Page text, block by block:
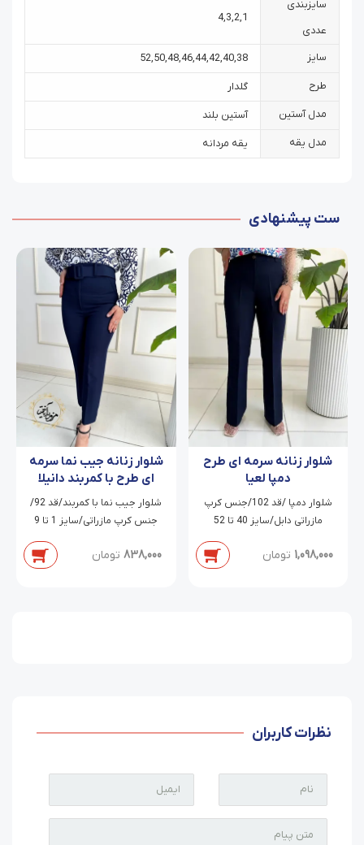
سایزبندی
عددی
1
,
2
,
3
,
4
سایز 38
,
40
,
42
,
44
,
46
,
48
,
50
,
52
طرح گلدار
مدل آستین آستین بلند
مدل یقه یقه مردانه
ست پیشنهادی
شلوار زنانه سرمه ای طرح
دمپا لعیا
شلوار دمپا /قد 102/جنس کرپ
مازراتی دابل/سایز 40 تا 52
1,098,000 تومان
شلوار زنانه جیب نما سرمه
ای طرح با کمربند دانیلا
شلوار جیب نما با کمربند/قد 92/
جنس کرپ مازراتی/سایز 1 تا 9
838,000 تومان
نظرات کاربران